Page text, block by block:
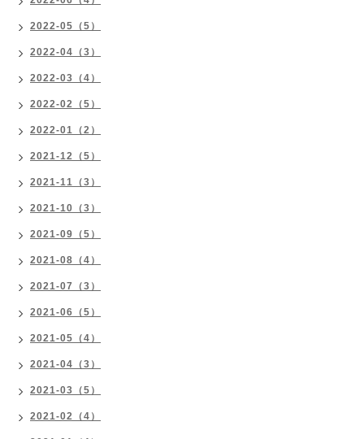
2022-05（5）
2022-04（3）
2022-03（4）
2022-02（5）
2022-01（2）
2021-12（5）
2021-11（3）
2021-10（3）
2021-09（5）
2021-08（4）
2021-07（3）
2021-06（5）
2021-05（4）
2021-04（3）
2021-03（5）
2021-02（4）